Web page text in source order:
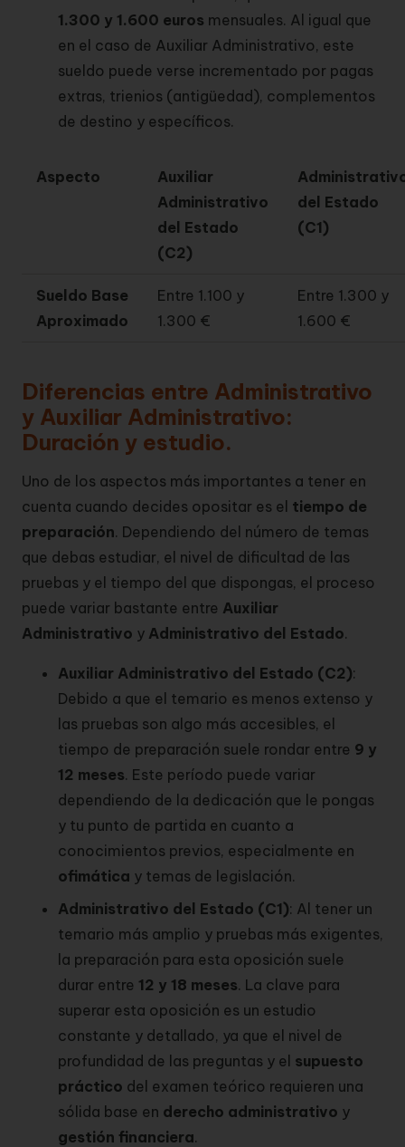
1.300 y 1.600 euros mensuales. Al igual que
en el caso de Auxiliar Administrativo, este
sueldo puede verse incrementado por pagas
extras, trienios (antigüedad), complementos
de destino y específicos.
Aspecto
Auxiliar
Administrativo
del Estado
(C2)
del Estado
(C1)
Sueldo Base
Aproximado
Entre 1.100 y
1.300 €
Entre 1.300 y
1.600 €
Diferencias entre Administrativo
y Auxiliar Administrativo:
Duración y estudio.
Uno de los aspectos más importantes a tener en
cuenta cuando decides opositar es el tiempo de
preparación. Dependiendo del número de temas
que debas estudiar, el nivel de dificultad de las
pruebas y el tiempo del que dispongas, el proceso
puede variar bastante entre Auxiliar
Administrativo y Administrativo del Estado.
Auxiliar Administrativo del Estado (C2):
Debido a que el temario es menos extenso y
las pruebas son algo más accesibles, el
tiempo de preparación suele rondar entre 9 y
12 meses. Este período puede variar
dependiendo de la dedicación que le pongas
y tu punto de partida en cuanto a
conocimientos previos, especialmente en
ofimática y temas de legislación.
Administrativo del Estado (C1): Al tener un
temario más amplio y pruebas más exigentes,
la preparación para esta oposición suele
durar entre 12 y 18 meses. La clave para
superar esta oposición es un estudio
constante y detallado, ya que el nivel de
profundidad de las preguntas y el supuesto
práctico del examen teórico requieren una
sólida base en derecho administrativo y
gestión financiera.